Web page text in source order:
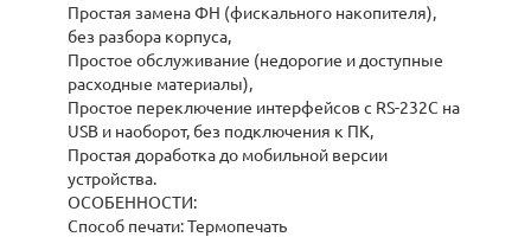
Простая замена ФН (фискального накопителя),
без разбора корпуса,
Простое обслуживание (недорогие и доступные
расходные материалы),
Простое переключение интерфейсов c RS-232C на
USB и наоборот, без подключения к ПК,
Простая доработка до мобильной версии
устройства.
ОСОБЕННОСТИ:
Способ печати: Термопечать